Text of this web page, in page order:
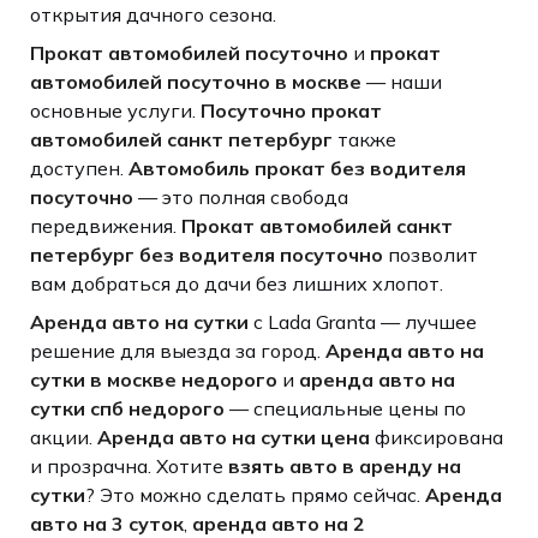
открытия дачного сезона.
Прокат автомобилей посуточно и прокат
автомобилей посуточно в москве — наши
основные услуги. Посуточно прокат
автомобилей санкт петербург также
доступен. Автомобиль прокат без водителя
посуточно — это полная свобода
передвижения. Прокат автомобилей санкт
петербург без водителя посуточно позволит
вам добраться до дачи без лишних хлопот.
Аренда авто на сутки с Lada Granta — лучшее
решение для выезда за город. Аренда авто на
сутки в москве недорого и аренда авто на
сутки спб недорого — специальные цены по
акции. Аренда авто на сутки ценафиксирована
и прозрачна. Хотите взять авто в аренду на
сутки? Это можно сделать прямо сейчас. Аренда
авто на 3 суток, аренда авто на 2